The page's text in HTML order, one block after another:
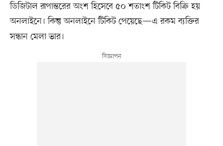
ডিজিটাল রূপান্তরের অংশ হিসেবে ৫০ শতাংশ টিকিট বিক্রি হয়
অনলাইনে। কিন্তু অনলাইনে টিকিট পেয়েছে—এ রকম ব্যক্তির
সন্ধান মেলা ভার।